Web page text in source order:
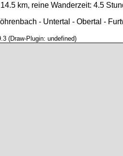
km, reine Wanderzeit: 4.5
- Untertal - Obertal -
(Draw-Plugin: undefined)